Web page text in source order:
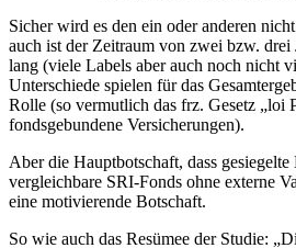
Sicher wird es den ein oder anderen
auch ist der Zeitraum von zwei bzw. drei
lang (viele Labels aber auch noch nicht
Unterschiede spielen für das
Rolle (so vermutlich das frz. Gesetz „loi
fondsgebundene Versicherungen).
Aber die Hauptbotschaft, dass
vergleichbare SRI-Fonds ohne externe
eine motivierende Botschaft.
So wie auch das Resümee der Studie: